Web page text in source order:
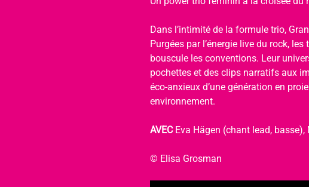
Dans l’intimité de la formule trio,
Purgées par l’énergie live du rock,
bouscule les conventions. Leur
pochettes et des clips narratifs aux
éco-anxieux d’une génération en
environnement.
AVEC Eva Hägen (chant lead,
© Elisa Grosman